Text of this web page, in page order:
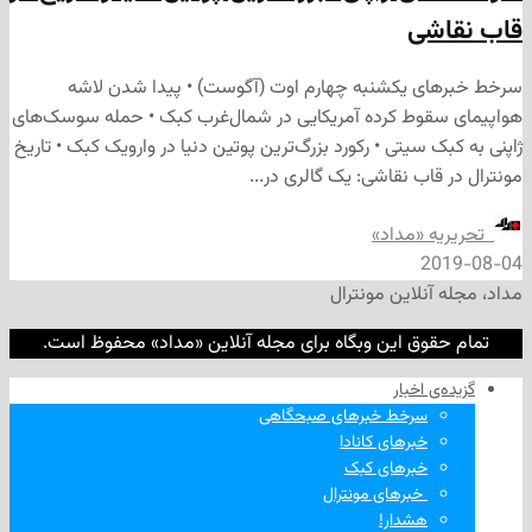
یکشنبه چهارم اوت (آگوست) • پیدا شدن لاشه
کرده آمریکایی در شمال‌غرب کبک • حمله سوسک‌های
سیتی • رکورد بزرگ‌ترین پوتین دنیا در وارویک کبک • تاریخ
نقاشی: یک گالری در...
«مداد»
مونترال
این وبگاه برای مجله آنلاین «مداد» محفوظ است.
اخبار
سرخط خبرهای صبحگاهی
خبرهای کانادا
خبرهای کبک
‌ خبرهای مونترال